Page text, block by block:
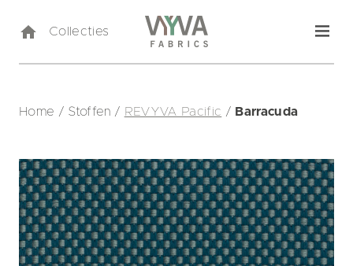
Collecties
Home / Stoffen / REVYVA Pacific / Barracuda